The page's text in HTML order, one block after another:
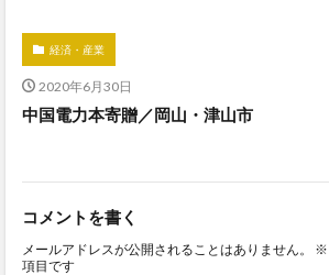
経済・産業
2020年6月30日
中国電力本寄贈／岡山・津山市
コメントを書く
メールアドレスが公開されることはありません。 ※
項目です